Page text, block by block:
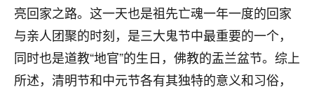
亮回家之路。这一天也是祖先亡魂一年一度的回家
与亲人团聚的时刻，是三大鬼节中最重要的一个，
同时也是道教“地官”的生日，佛教的盂兰盆节。综上
所述，清明节和中元节各有其独特的意义和习俗，
2天前 来自云南 11
优秀的张同学
老师收徒吗？？我对这些很感兴趣
2天前 来自山西 15